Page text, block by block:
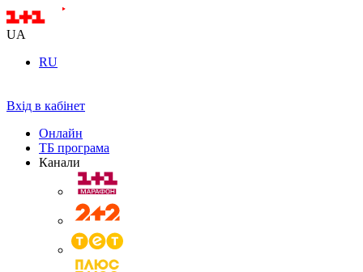
UA
RU
Вхід в кабінет
Онлайн
ТБ програма
Канали